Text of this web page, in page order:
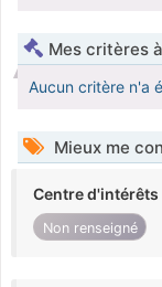
Mes critères
Aucun critère n'a
Mieux me
Centre d'intérêts
Non renseigné